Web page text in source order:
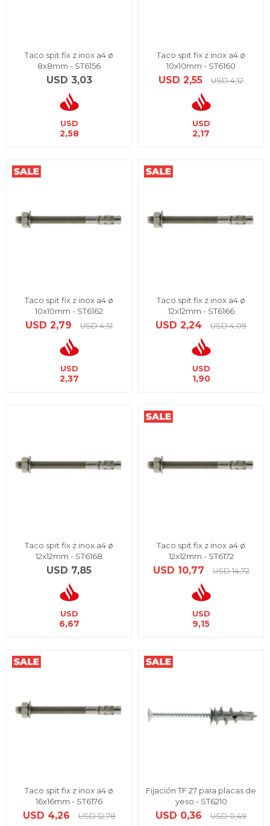
Taco spit fix z inox a4 ø
8x8mm - ST6156
USD 3,03
USD
2,58
Taco spit fix z inox a4 ø
10x10mm - ST6160
USD 2,55 USD 4,12
USD
2,17
Taco spit fix z inox a4 ø
10x10mm - ST6162
USD 2,79 USD 4,51
USD
2,37
Taco spit fix z inox a4 ø
12x12mm - ST6166
USD 2,24 USD 4,09
USD
1,90
Taco spit fix z inox a4 ø
12x12mm - ST6168
USD 7,85
USD
6,67
Taco spit fix z inox a4 ø
12x12mm - ST6172
USD 10,77 USD 14,72
USD
9,15
Taco spit fix z inox a4 ø
16x16mm - ST6176
USD 4,26 USD 12,78
Fijación TF 27 para placas de
yeso - ST6210
USD 0,36 USD 0,49